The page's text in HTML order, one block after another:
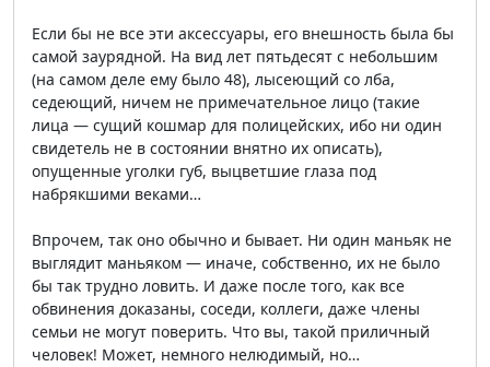
Если бы не все эти аксессуары, его внешность была бы
самой заурядной. На вид лет пятьдесят с небольшим
(на самом деле ему было 48), лысеющий со лба,
седеющий, ничем не примечательное лицо (такие
лица — сущий кошмар для полицейских, ибо ни один
свидетель не в состоянии внятно их описать),
опущенные уголки губ, выцветшие глаза под
набрякшими веками…
Впрочем, так оно обычно и бывает. Ни один маньяк не
выглядит маньяком — иначе, собственно, их не было
бы так трудно ловить. И даже после того, как все
обвинения доказаны, соседи, коллеги, даже члены
семьи не могут поверить. Что вы, такой приличный
человек! Может, немного нелюдимый, но…